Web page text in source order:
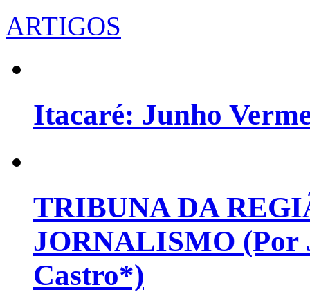
ARTIGOS
Itacaré: Junho
TRIBUNA DA
JORNALISMO (Por
Castro*)